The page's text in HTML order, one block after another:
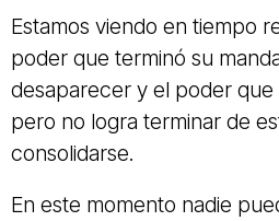
Estamos viendo en tiempo
poder que terminó su
desaparecer y el poder que
pero no logra terminar de
consolidarse.
En este momento nadie